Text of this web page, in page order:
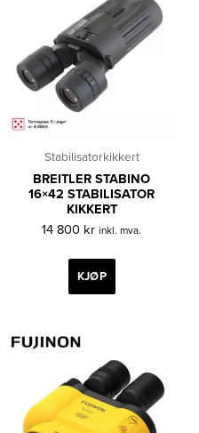
Stabilisatorkikkert
BREITLER STABINO
16×42 STABILISATOR
KIKKERT
14 800 kr inkl. mva.
KJØP